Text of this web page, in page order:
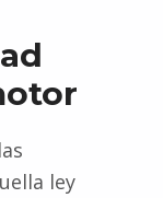
ley